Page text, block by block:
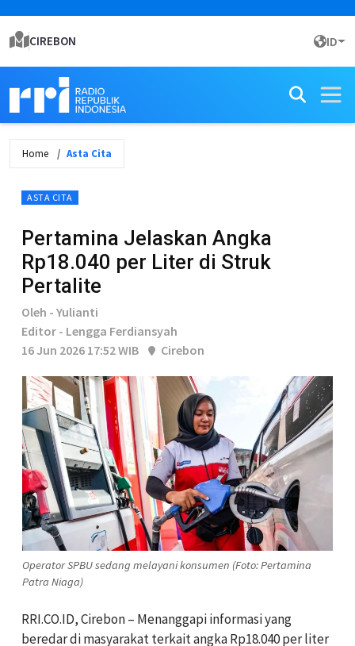
CIREBON ID
Home Asta Cita
ASTA CITA
Pertamina Jelaskan Angka
Rp18.040 per Liter di Struk
Pertalite
Oleh - Yulianti
Editor - Lengga Ferdiansyah
16 Jun 2026 17:52 WIB
Cirebon
Operator SPBU sedang melayani konsumen (Foto: Pertamina
Patra Niaga)
RRI.CO.ID, Cirebon – Menanggapi informasi yang
beredar di masyarakat terkait angka Rp18.040 per liter